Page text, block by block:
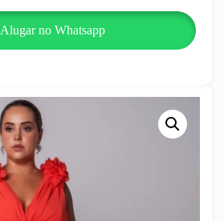
Alugar no Whatsapp